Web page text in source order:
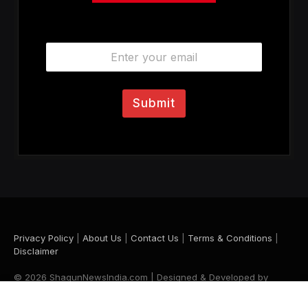
E
a
Submit
Privacy Policy About Us Contact Us Terms & Conditions
Disclaimer
© 2026 ShagunNewsIndia.com | Designed & Developed by